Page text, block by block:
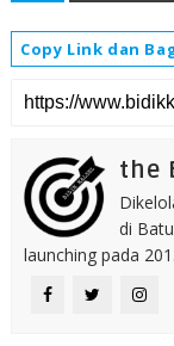
Copy Link dan
the
di
launching pada